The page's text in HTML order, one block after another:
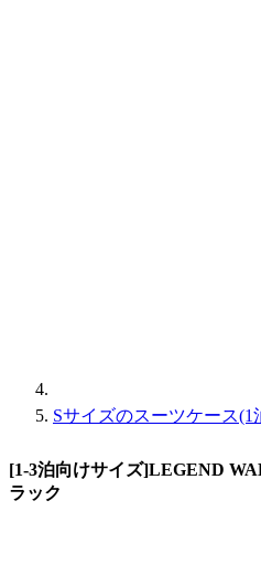
Sサイズのスーツケース(1
[1-3泊向けサイズ]LEGEND
ラック